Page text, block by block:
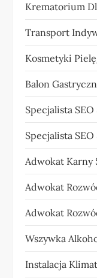
Krematorium
Transport
Kosmetyki
Balon
Specjalista
Specjalista
Adwokat Karny
Adwokat
Adwokat
Wszywka
Instalacja